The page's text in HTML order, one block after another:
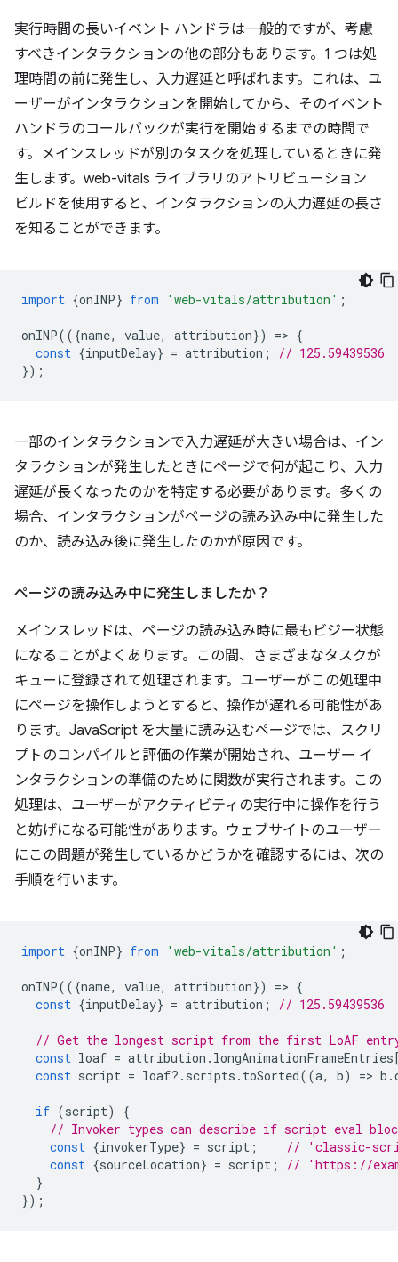
実行時間の長いイベント ハンドラは一般的ですが、考慮
すべきインタラクションの他の部分もあります。1 つは処
理時間の前に発生し、入力遅延と呼ばれます。これは、ユ
ーザーがインタラクションを開始してから、そのイベント
ハンドラのコールバックが実行を開始するまでの時間で
す。メインスレッドが別のタスクを処理しているときに発
生します。web-vitals ライブラリのアトリビューション
ビルドを使用すると、インタラクションの入力遅延の長さ
を知ることができます。
import {onINP} from 'web-vitals/attribution' ;
onINP(({name, value, attribution}) => {
const {inputDelay} = attribution ;
// 125.59439536
});
一部のインタラクションで入力遅延が大きい場合は、イン
タラクションが発生したときにページで何が起こり、入力
遅延が長くなったのかを特定する必要があります。多くの
場合、インタラクションがページの読み込み中に発生した
のか、読み込み後に発生したのかが原因です。
ページの読み込み中に発生しましたか？
メインスレッドは、ページの読み込み時に最もビジー状態
になることがよくあります。この間、さまざまなタスクが
キューに登録されて処理されます。ユーザーがこの処理中
にページを操作しようとすると、操作が遅れる可能性があ
ります。JavaScript を大量に読み込むページでは、スクリ
プトのコンパイルと評価の作業が開始され、ユーザー イ
ンタラクションの準備のために関数が実行されます。この
処理は、ユーザーがアクティビティの実行中に操作を行う
と妨げになる可能性があります。ウェブサイトのユーザー
にこの問題が発生しているかどうかを確認するには、次の
手順を行います。
import {onINP} from 'web-vitals/attribution' ;
onINP(({name, value, attribution}) => {
const {inputDelay} = attribution ; // 125.59439536
// Get the longest script from the first LoAF
const loaf = attribution . longAnimationFrameEntries
const script = loaf? . scripts . toSorted((a, b) => b .
if (script)
{
// Invoker types can describe if script eval
const {invokerType} = script ;
// 'classic-
const {sourceLocation} = script ;
// 'https://
}
});